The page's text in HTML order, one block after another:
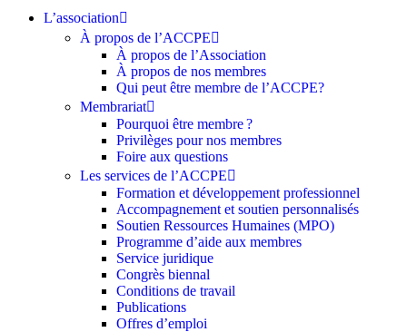
L’association
À propos de l’ACCPE
À propos de l’Association
À propos de nos membres
Qui peut être membre de l’ACCPE?
Membrariat
Pourquoi être membre ?​
Privilèges pour nos membres​
Foire aux questions
Les services de l’ACCPE
Formation et développement professionnel
Accompagnement et soutien personnalisés
Soutien Ressources Humaines (MPO)
Programme d’aide aux membres
Service juridique
Congrès biennal
Conditions de travail
Publications
Offres d’emploi